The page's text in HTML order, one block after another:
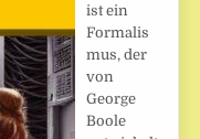
ist ein
Formalis
mus, der
von
George
Boole